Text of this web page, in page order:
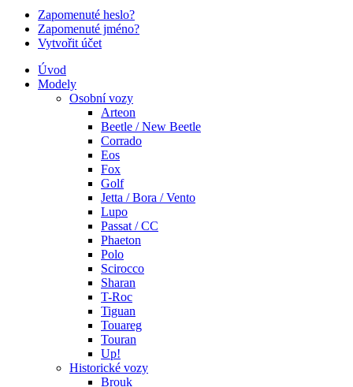
Zapomenuté heslo?
Zapomenuté jméno?
Vytvořit účet
Úvod
Modely
Osobní vozy
Arteon
Beetle / New Beetle
Corrado
Eos
Fox
Golf
Jetta / Bora / Vento
Lupo
Passat / CC
Phaeton
Polo
Scirocco
Sharan
T-Roc
Tiguan
Touareg
Touran
Up!
Historické vozy
Brouk